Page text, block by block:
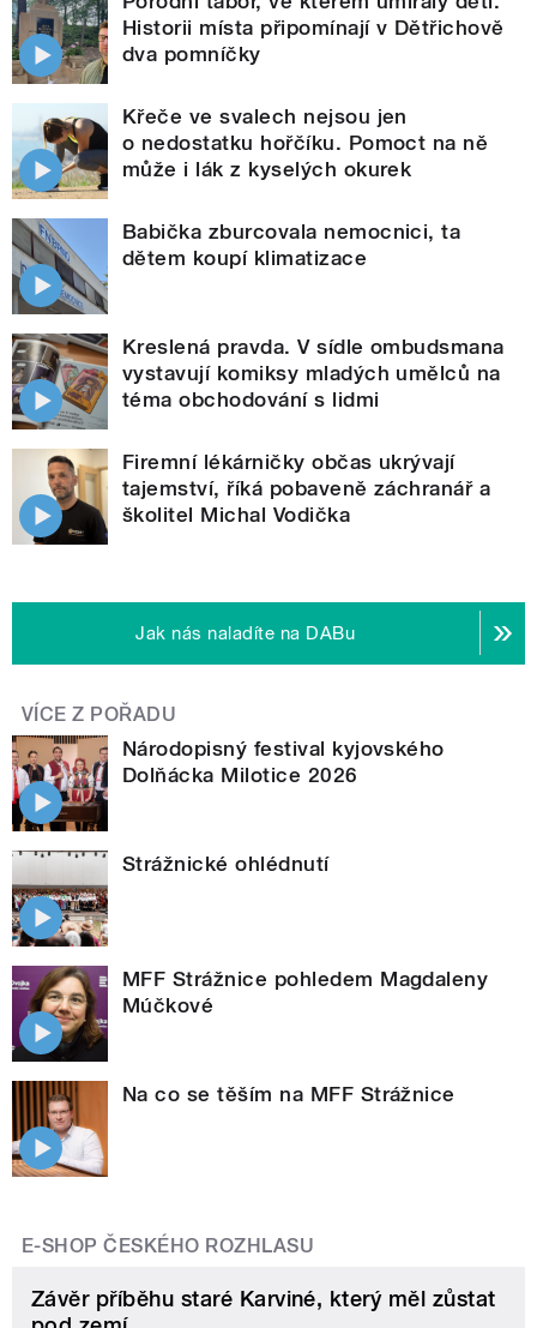
Historii místa připomínají v Dětřichově
dva pomníčky
Křeče ve svalech nejsou jen
o nedostatku hořčíku. Pomoct na ně
může i lák z kyselých okurek
Babička zburcovala nemocnici, ta
dětem koupí klimatizace
Kreslená pravda. V sídle ombudsmana
vystavují komiksy mladých umělců na
téma obchodování s lidmi
Firemní lékárničky občas ukrývají
tajemství, říká pobaveně záchranář a
školitel Michal Vodička
Jak nás naladíte na DABu
VÍCE Z POŘADU
Národopisný festival kyjovského
Dolňácka Milotice 2026
Strážnické ohlédnutí
MFF Strážnice pohledem Magdaleny
Múčkové
Na co se těším na MFF Strážnice
E-SHOP ČESKÉHO ROZHLASU
Závěr příběhu staré Karviné, který měl zůstat